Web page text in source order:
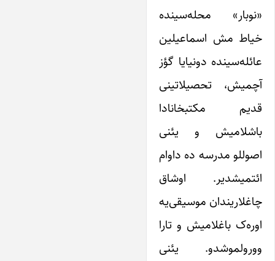
«نوبار» محله‌سینده
خیاط مش اسماعیلین
عائله‌سینده دونیایا گؤز
آچمیش، تحصیلاتینی
قدیم مکتبخانادا
باشلامیش و یئنی
اصوللو مدرسه ده داوام
ائتمیشدیر. اوشاق
چاغلاریندان موسیقی‌یه
اوره‌ک باغلامیش و تارا
وورولموشدو. یئنی